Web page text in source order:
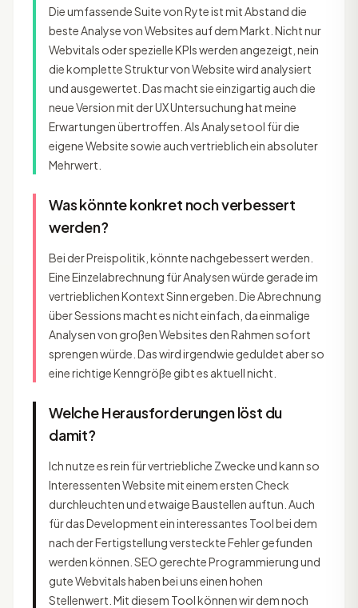
Die umfassende Suite von Ryte ist mit Abstand die
beste Analyse von Websites auf dem Markt. Nicht nur
Webvitals oder spezielle KPIs werden angezeigt, nein
die komplette Struktur von Website wird analysiert
und ausgewertet. Das macht sie einzigartig auch die
neue Version mit der UX Untersuchung hat meine
Erwartungen übertroffen. Als Analysetool für die
eigene Website sowie auch vertrieblich ein absoluter
Mehrwert.
Was könnte konkret noch verbessert
werden?
Bei der Preispolitik, könnte nachgebessert werden.
Eine Einzelabrechnung für Analysen würde gerade im
vertrieblichen Kontext Sinn ergeben. Die Abrechnung
über Sessions macht es nicht einfach, da einmalige
Analysen von großen Websites den Rahmen sofort
sprengen würde. Das wird irgendwie geduldet aber so
eine richtige Kenngröße gibt es aktuell nicht.
Welche Herausforderungen löst du
damit?
Ich nutze es rein für vertriebliche Zwecke und kann so
Interessenten Website mit einem ersten Check
durchleuchten und etwaige Baustellen auftun. Auch
für das Development ein interessantes Tool bei dem
nach der Fertigstellung versteckte Fehler gefunden
werden können. SEO gerechte Programmierung und
gute Webvitals haben bei uns einen hohen
Stellenwert. Mit diesem Tool können wir dem noch